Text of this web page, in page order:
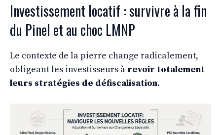
Investissement locatif : survivre à la fin
du Pinel et au choc LMNP
Le contexte de la pierre change radicalement,
obligeant les investisseurs à revoir totalement
leurs stratégies de défiscalisation.